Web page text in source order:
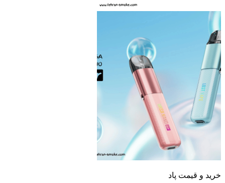
و قیمت پاد